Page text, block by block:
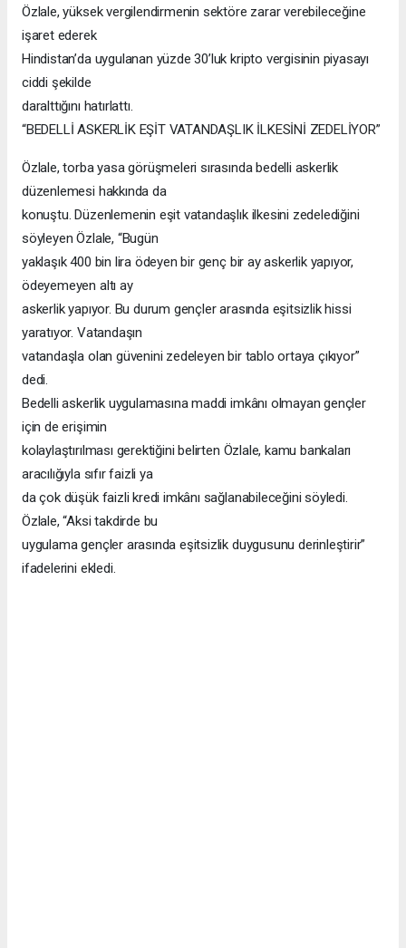
Özlale, yüksek vergilendirmenin sektöre zarar verebileceğine
işaret ederek
Hindistan’da uygulanan yüzde 30’luk kripto vergisinin piyasayı
ciddi şekilde
daralttığını hatırlattı.
“BEDELLİ ASKERLİK EŞİT VATANDAŞLIK İLKESİNİ ZEDELİYOR”
Özlale, torba yasa görüşmeleri sırasında bedelli askerlik
düzenlemesi hakkında da
konuştu. Düzenlemenin eşit vatandaşlık ilkesini zedelediğini
söyleyen Özlale, “Bugün
yaklaşık 400 bin lira ödeyen bir genç bir ay askerlik yapıyor,
ödeyemeyen altı ay
askerlik yapıyor. Bu durum gençler arasında eşitsizlik hissi
yaratıyor. Vatandaşın
vatandaşla olan güvenini zedeleyen bir tablo ortaya çıkıyor”
dedi.
Bedelli askerlik uygulamasına maddi imkânı olmayan gençler
için de erişimin
kolaylaştırılması gerektiğini belirten Özlale, kamu bankaları
aracılığıyla sıfır faizli ya
da çok düşük faizli kredi imkânı sağlanabileceğini söyledi.
Özlale, “Aksi takdirde bu
uygulama gençler arasında eşitsizlik duygusunu derinleştirir”
ifadelerini ekledi.